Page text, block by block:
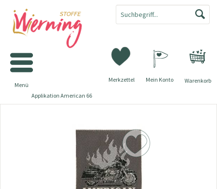
Warenkorb
Merkzettel Mein Konto
Menü
Applikation American 66